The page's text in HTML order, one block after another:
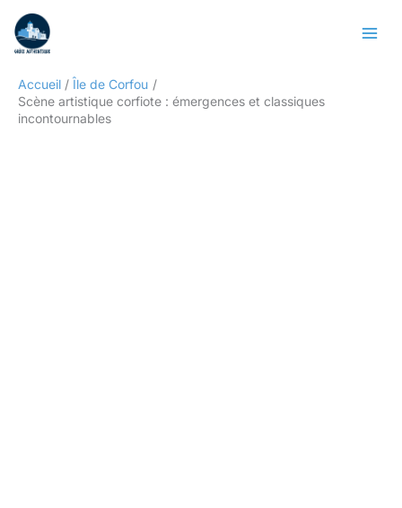
contenu
Accueil
Île de Corfou
Scène artistique corfiote : émergences et classiques
incontournables
Rechercher